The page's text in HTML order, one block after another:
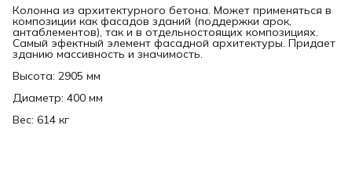
Колонна из архитектурного бетона. Может применяться в
композиции как фасадов зданий (поддержки арок,
антаблементов), так и в отдельностоящих композициях.
Самый эфектный элемент фасадной архитектуры. Придает
зданию массивность и значимость.
Высота: 2905 мм
Диаметр: 400 мм
Вес: 614 кг